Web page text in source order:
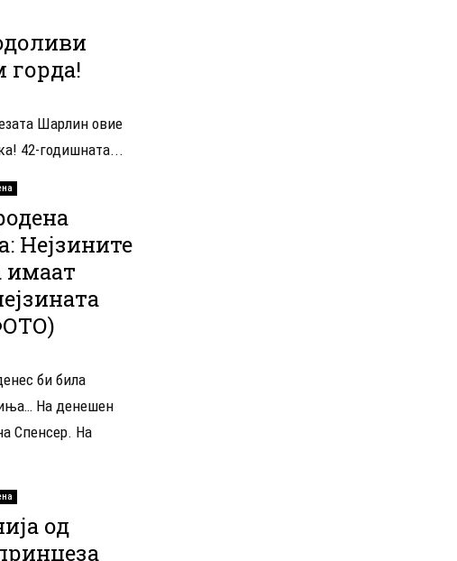
горда!
Шарлин овие
42-годишната...
Нејзините
имаат
би била
На денешен
Спенсер. На
од